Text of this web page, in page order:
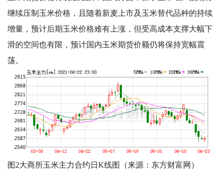
继续压制玉米价格，且随着新麦上市及玉米替代品种的持续
增量，预计后期玉米价格难有上涨，但受高成本支撑大幅下
滑的空间也有限，预计国内玉米期货价额仍将保持宽幅震
荡。
图 2大商所玉米主力合约日 K线图（来源：东方财富网）